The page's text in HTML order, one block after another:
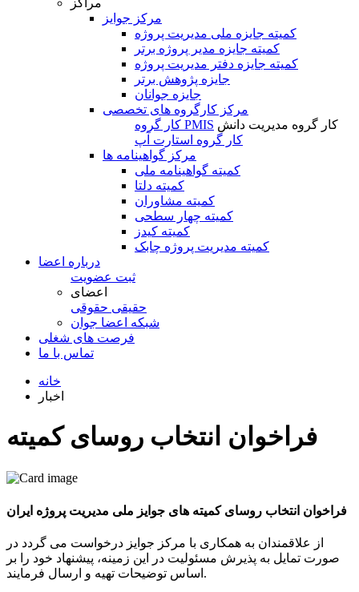
مرکز جوایز
کمیته جایزه ملی مدیریت پروژه
کمیته جایزه مدیر پروژه برتر
کمیته جایزه دفتر مدیریت پروژه
جایزه پژوهش برتر
جایزه جوانان
مرکز کارگروه های تخصصی
کار گروه PMIS کار گروه مدیریت دانش
کار گروه استارت آپ
مرکز گواهینامه ها
کمیته گواهینامه ملی
کمیته دلتا
کمیته مشاوران
کمیته چهار سطحی
کمیته کیدز
کمیته مدیریت پروژه چابک
درباره اعضا
ثبت عضویت
اعضای
حقیقی حقوقی
شبكه اعضا جوان
فرصت های شغلی
تماس با ما
خانه
اخبار
فراخوان انتخاب روسای کمیته
های جوایز ملی مدیریت پروژه
ایران
فراخوان انتخاب روسای کمیته های جوایز ملی مدیریت پروژه ایران
از علاقمندان به همکاری با مرکز جوایز درخواست می گردد در
صورت تمایل به پذیرش مسئولیت در این زمینه، پیشنهاد خود را بر
اساس توضیحات تهیه و ارسال فرمایند.